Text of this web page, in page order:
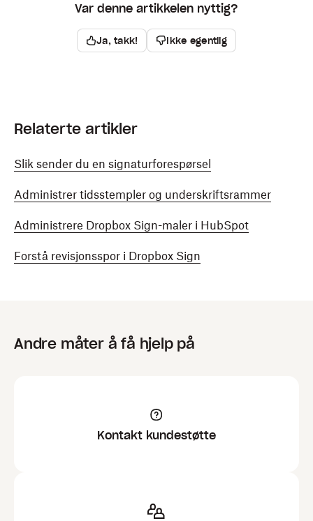
Var denne artikkelen nyttig?
Ja, takk! Ikke egentlig
Relaterte artikler
Slik sender du en signaturforespørsel
Administrer tidsstempler og underskriftsrammer
Administrere Dropbox Sign-maler i HubSpot
Forstå revisjonsspor i Dropbox Sign
Andre måter å få hjelp på
Kontakt kundestøtte